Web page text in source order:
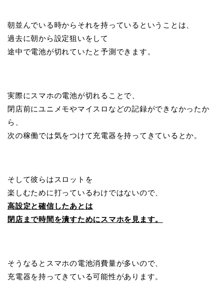
朝並んでいる時からそれを持っているということは、
過去に朝から設定狙いをして
途中で電池が切れていたと予測できます。
実際にスマホの電池が切れることで、
閉店前にユニメモやマイスロなどの記録ができなかったか
ら、
次の稼働では気をつけて充電器を持ってきているとか。
そして彼らはスロットを
楽しむために打っているわけではないので、
高設定と確信したあとは
閉店まで時間を潰すためにスマホを見ます。
そうなるとスマホの電池消費量が多いので、
充電器を持ってきている可能性があります。